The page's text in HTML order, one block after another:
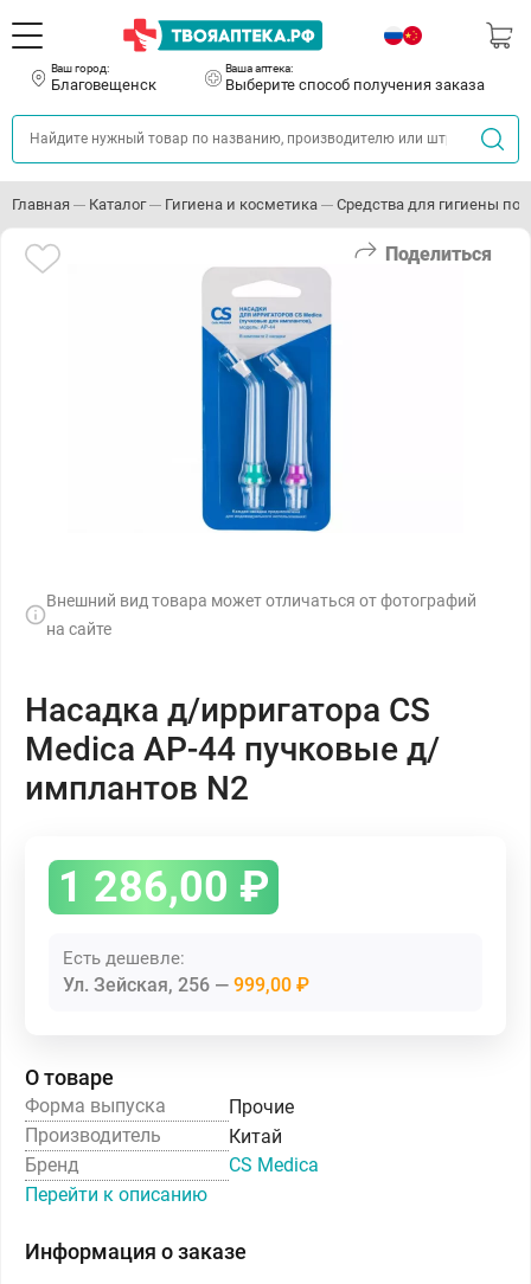
Ваш город:
Благовещенск
Ваша аптека:
Выберите способ получения заказа
Главная Каталог Гигиена и косметика Средства для гигиены
Поделиться
Внешний вид товара может отличаться от фотографий
на сайте
Насадка д/ирригатора CS
Medica AP-44 пучковые д/
имплантов N2
1 286,00 ₽
Есть дешевле:
Ул. Зейская, 256 999,00 ₽
О товаре
Форма выпуска
Прочие
Производитель
Китай
Бренд
CS Medica
Перейти к описанию
Информация о заказе